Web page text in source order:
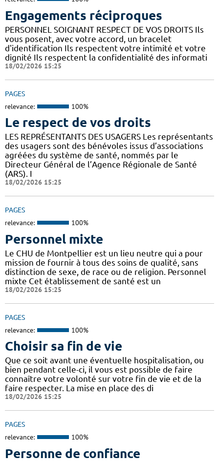
Engagements réciproques
PERSONNEL SOIGNANT RESPECT DE VOS DROITS Ils
vous posent, avec votre accord, un bracelet
d'identification Ils respectent votre intimité et votre
dignité Ils respectent la confidentialité des informati
18/02/2026 15:25
PAGES
relevance: 100%
Le respect de vos droits
LES REPRÉSENTANTS DES USAGERS Les représentants
des usagers sont des bénévoles issus d’associations
agréées du système de santé, nommés par le
Directeur Général de l’Agence Régionale de Santé
(ARS). I
18/02/2026 15:25
PAGES
relevance: 100%
Personnel mixte
Le CHU de Montpellier est un lieu neutre qui a pour
mission de fournir à tous des soins de qualité, sans
distinction de sexe, de race ou de religion. Personnel
mixte Cet établissement de santé est un
18/02/2026 15:25
PAGES
relevance: 100%
Choisir sa fin de vie
Que ce soit avant une éventuelle hospitalisation, ou
bien pendant celle-ci, il vous est possible de faire
connaître votre volonté sur votre fin de vie et de la
faire respecter. La mise en place des di
18/02/2026 15:25
PAGES
relevance: 100%
Personne de confiance